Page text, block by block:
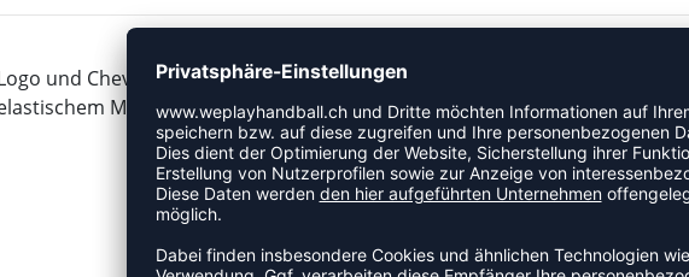
und Chevrons verleiht das elegante, schwarze HUMMEL FIRST SEAMLESS
Material jeder sportlichen Aktivität Style.